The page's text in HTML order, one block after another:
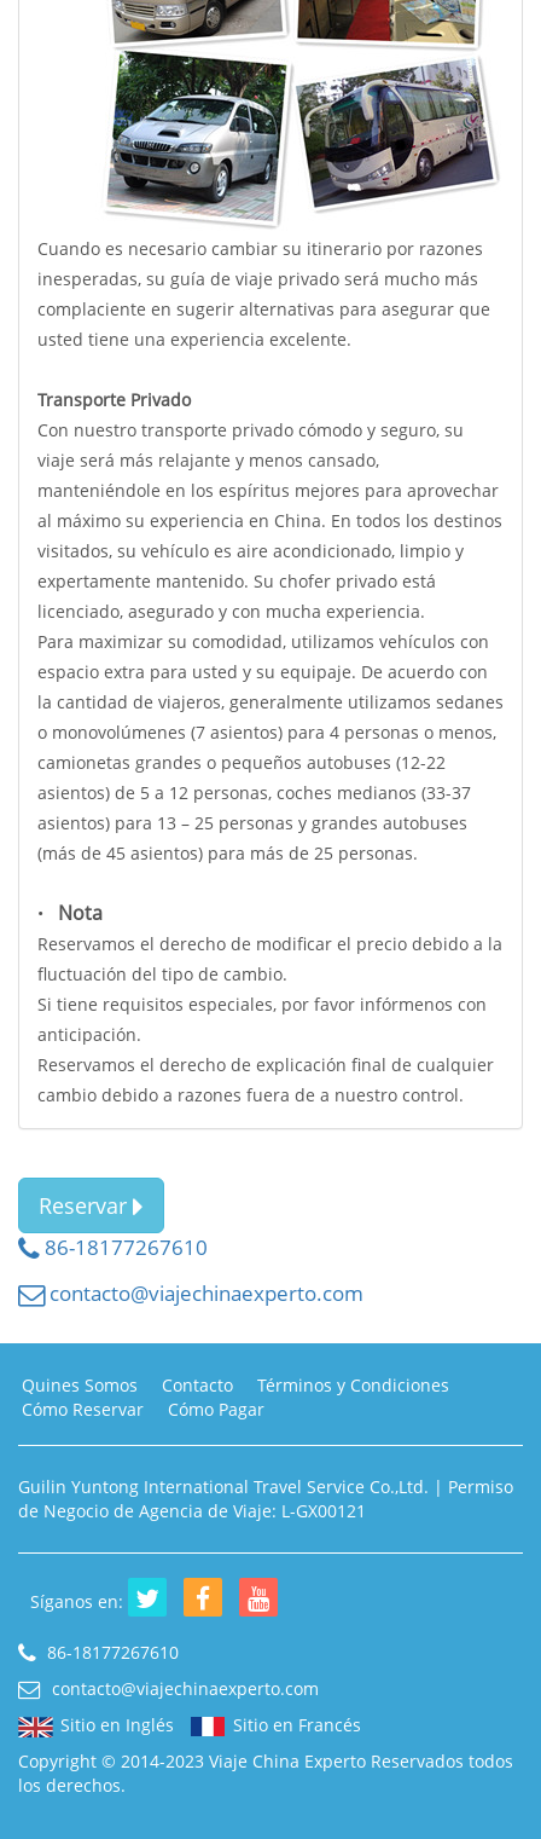
Cuando es necesario cambiar su itinerario por razones
inesperadas, su guía de viaje privado será mucho más
complaciente en sugerir alternativas para asegurar que
usted tiene una experiencia excelente.
Transporte Privado
Con nuestro transporte privado cómodo y seguro, su
viaje será más relajante y menos cansado,
manteniéndole en los espíritus mejores para aprovechar
al máximo su experiencia en China. En todos los destinos
visitados, su vehículo es aire acondicionado, limpio y
expertamente mantenido. Su chofer privado está
licenciado, asegurado y con mucha experiencia.
Para maximizar su comodidad, utilizamos vehículos con
espacio extra para usted y su equipaje. De acuerdo con
la cantidad de viajeros, generalmente utilizamos sedanes
o monovolúmenes (7 asientos) para 4 personas o menos,
camionetas grandes o pequeños autobuses (12-22
asientos) de 5 a 12 personas, coches medianos (33-37
asientos) para 13 – 25 personas y grandes autobuses
(más de 45 asientos) para más de 25 personas.
• Nota
Reservamos el derecho de modificar el precio debido a la
fluctuación del tipo de cambio.
Si tiene requisitos especiales, por favor infórmenos con
anticipación.
Reservamos el derecho de explicación final de cualquier
cambio debido a razones fuera de a nuestro control.
Reservar
86-18177267610
contacto@viajechinaexperto.com
Quines Somos Contacto
Términos y Condiciones
Cómo Reservar
Cómo Pagar
Guilin Yuntong International Travel Service Co.,Ltd. | Permiso
de Negocio de Agencia de Viaje: L-GX00121
Síganos en:
86-18177267610
contacto@viajechinaexperto.com
Sitio en Inglés
Sitio en Francés
Copyright © 2014-2023 Viaje China Experto Reservados todos
los derechos.